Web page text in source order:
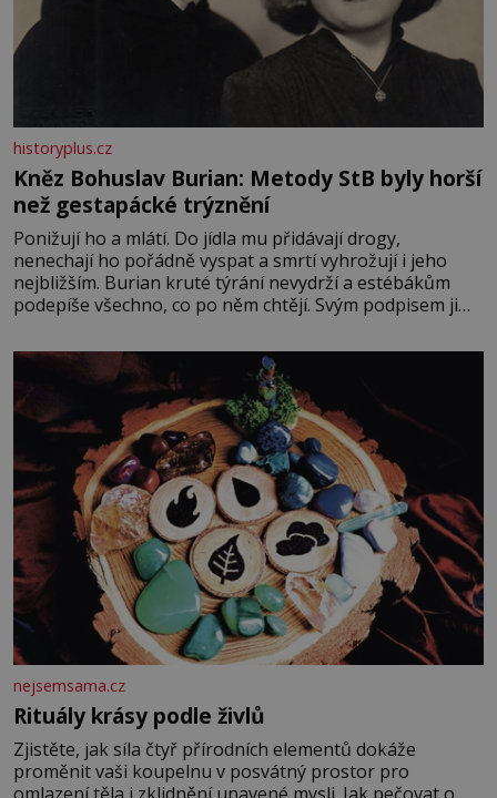
historyplus.cz
Kněz Bohuslav Burian: Metody StB byly horší
než gestapácké trýznění
Ponižují ho a mlátí. Do jídla mu přidávají drogy,
nenechají ho pořádně vyspat a smrtí vyhrožují i jeho
nejbližším. Burian kruté týrání nevydrží a estébákům
podepíše všechno, co po něm chtějí. Svým podpisem jim
fyzický ani psychický nátlak. Syn brněnského řezníka
chce být knězem a
nejsemsama.cz
Rituály krásy podle živlů
Zjistěte, jak síla čtyř přírodních elementů dokáže
proměnit vaši koupelnu v posvátný prostor pro